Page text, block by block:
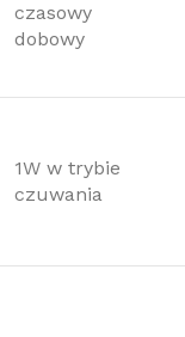
czasowy
dobowy
1W w trybie
czuwania